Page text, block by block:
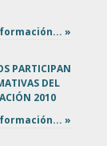
»
PARTICIPAN
DEL
2010
»